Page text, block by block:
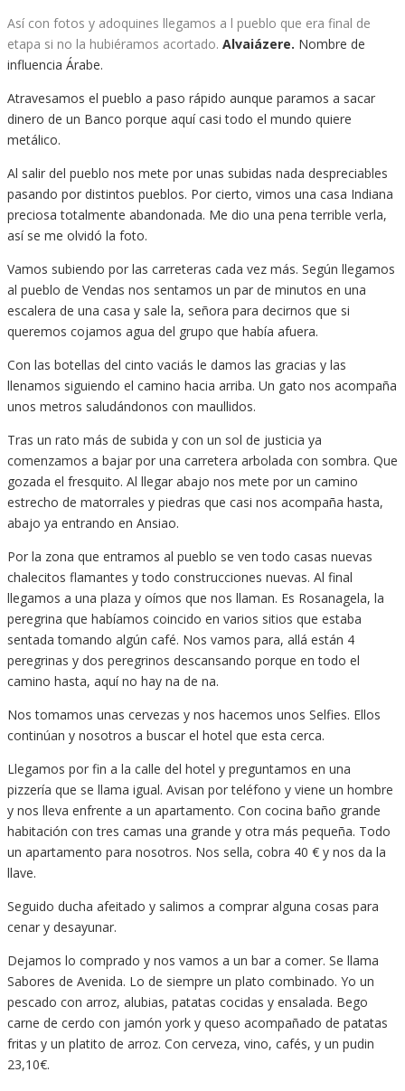
Así con fotos y adoquines llegamos a l pueblo que era final de
etapa si no la hubiéramos acortado. Alvaiázere. Nombre de
influencia Árabe.
Atravesamos el pueblo a paso rápido aunque paramos a sacar
dinero de un Banco porque aquí casi todo el mundo quiere
metálico.
Al salir del pueblo nos mete por unas subidas nada despreciables
pasando por distintos pueblos. Por cierto, vimos una casa Indiana
preciosa totalmente abandonada. Me dio una pena terrible verla,
así se me olvidó la foto.
Vamos subiendo por las carreteras cada vez más. Según llegamos
al pueblo de Vendas nos sentamos un par de minutos en una
escalera de una casa y sale la, señora para decirnos que si
queremos cojamos agua del grupo que había afuera.
Con las botellas del cinto vaciás le damos las gracias y las
llenamos siguiendo el camino hacia arriba. Un gato nos acompaña
unos metros saludándonos con maullidos.
Tras un rato más de subida y con un sol de justicia ya
comenzamos a bajar por una carretera arbolada con sombra. Que
gozada el fresquito. Al llegar abajo nos mete por un camino
estrecho de matorrales y piedras que casi nos acompaña hasta,
abajo ya entrando en Ansiao.
Por la zona que entramos al pueblo se ven todo casas nuevas
chalecitos flamantes y todo construcciones nuevas. Al final
llegamos a una plaza y oímos que nos llaman. Es Rosanagela, la
peregrina que habíamos coincido en varios sitios que estaba
sentada tomando algún café. Nos vamos para, allá están 4
peregrinas y dos peregrinos descansando porque en todo el
camino hasta, aquí no hay na de na.
Nos tomamos unas cervezas y nos hacemos unos Selfies. Ellos
continúan y nosotros a buscar el hotel que esta cerca.
Llegamos por fin a la calle del hotel y preguntamos en una
pizzería que se llama igual. Avisan por teléfono y viene un hombre
y nos lleva enfrente a un apartamento. Con cocina baño grande
habitación con tres camas una grande y otra más pequeña. Todo
un apartamento para nosotros. Nos sella, cobra 40 € y nos da la
llave.
Seguido ducha afeitado y salimos a comprar alguna cosas para
cenar y desayunar.
Dejamos lo comprado y nos vamos a un bar a comer. Se llama
Sabores de Avenida. Lo de siempre un plato combinado. Yo un
pescado con arroz, alubias, patatas cocidas y ensalada. Bego
carne de cerdo con jamón york y queso acompañado de patatas
fritas y un platito de arroz. Con cerveza, vino, cafés, y un pudin
23,10€.